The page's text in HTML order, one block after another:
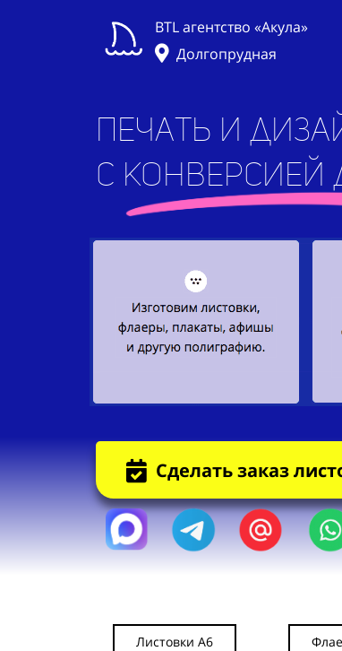
BTL агентство «Акула»
Долгопрудная
печать и
с конверсией
Сделать заказ
Листовки А6